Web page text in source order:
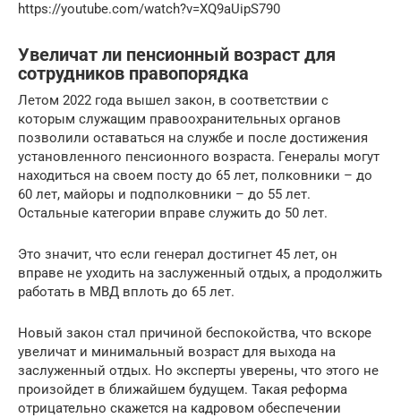
https://youtube.com/watch?v=XQ9aUipS790
Увеличат ли пенсионный возраст для
сотрудников правопорядка
Летом 2022 года вышел закон, в соответствии с
которым служащим правоохранительных органов
позволили оставаться на службе и после достижения
установленного пенсионного возраста. Генералы могут
находиться на своем посту до 65 лет, полковники – до
60 лет, майоры и подполковники – до 55 лет.
Остальные категории вправе служить до 50 лет.
Это значит, что если генерал достигнет 45 лет, он
вправе не уходить на заслуженный отдых, а продолжить
работать в МВД вплоть до 65 лет.
Новый закон стал причиной беспокойства, что вскоре
увеличат и минимальный возраст для выхода на
заслуженный отдых. Но эксперты уверены, что этого не
произойдет в ближайшем будущем. Такая реформа
отрицательно скажется на кадровом обеспечении